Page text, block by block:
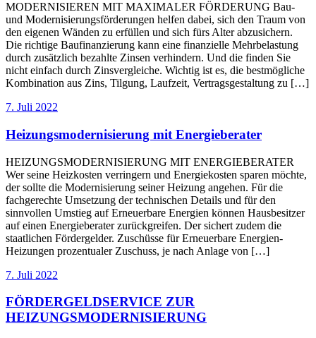
MODERNISIEREN MIT MAXIMALER FÖRDERUNG Bau-
und Modernisierungsförderungen helfen dabei, sich den Traum von
den eigenen Wänden zu erfüllen und sich fürs Alter abzusichern.
Die richtige Baufinanzierung kann eine finanzielle Mehrbelastung
durch zusätzlich bezahlte Zinsen verhindern. Und die finden Sie
nicht einfach durch Zinsvergleiche. Wichtig ist es, die bestmögliche
Kombination aus Zins, Tilgung, Laufzeit, Vertragsgestaltung zu […]
7. Juli 2022
Heizungsmodernisierung mit Energieberater
HEIZUNGSMODERNISIERUNG MIT ENERGIEBERATER
Wer seine Heizkosten verringern und Energiekosten sparen möchte,
der sollte die Modernisierung seiner Heizung angehen. Für die
fachgerechte Umsetzung der technischen Details und für den
sinnvollen Umstieg auf Erneuerbare Energien können Hausbesitzer
auf einen Energieberater zurückgreifen. Der sichert zudem die
staatlichen Fördergelder. Zuschüsse für Erneuerbare Energien-
Heizungen prozentualer Zuschuss, je nach Anlage von […]
7. Juli 2022
FÖRDERGELDSERVICE ZUR
HEIZUNGSMODERNISIERUNG